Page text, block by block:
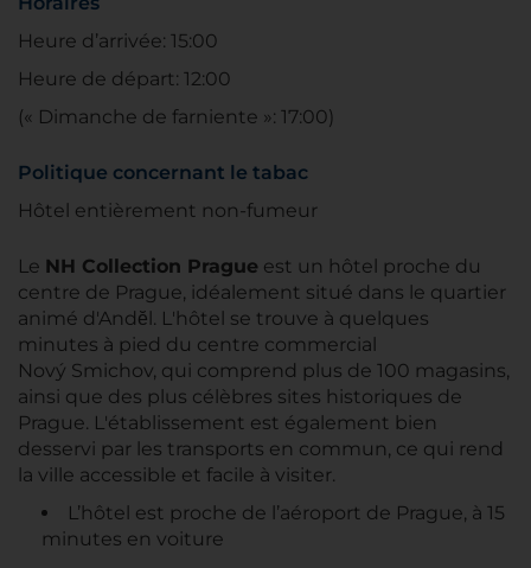
Heure d’arrivée: 15:00
Heure de départ: 12:00
(« Dimanche de farniente »: 17:00)
Politique concernant le tabac
Hôtel entièrement non-fumeur
Le NH Collection Prague est un hôtel proche du
centre de Prague, idéalement situé dans le quartier
animé d'Andĕl. L'hôtel se trouve à quelques
minutes à pied du centre commercial
Nový Smichov, qui comprend plus de 100 magasins,
ainsi que des plus célèbres sites historiques de
Prague. L'établissement est également bien
desservi par les transports en commun, ce qui rend
la ville accessible et facile à visiter.
L’hôtel est proche de l’aéroport de Prague, à 15
minutes en voiture